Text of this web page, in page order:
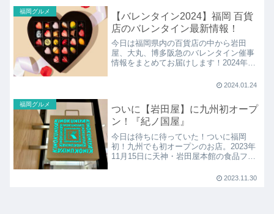
福岡グルメ
【バレンタイン2024】福岡 百貨
店のバレンタイン最新情報！
今日は福岡県内の百貨店の中から岩田
屋、大丸、博多阪急のバレンタイン催事
情報をまとめてお届けします！2024年も
アップした特徴的なイベントとなってい
とびっきりのチョコレートをゲットしま
しょう♪
2024.01.24
福岡グルメ
ついに【岩田屋】に九州初オープ
ン！『紀ノ国屋』
今日は待ちに待っていた！ついに福岡
初！九州でも初オープンのお店。2023年
11月15日に天神・岩田屋本館の食品フロ
ト『紀ノ国屋』について紹介します。
2023.11.30